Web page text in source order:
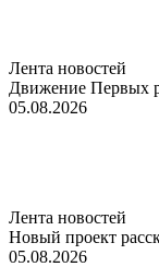
Лента новостей
Движение Первых
05.08.2026
Лента новостей
Новый проект
05.08.2026